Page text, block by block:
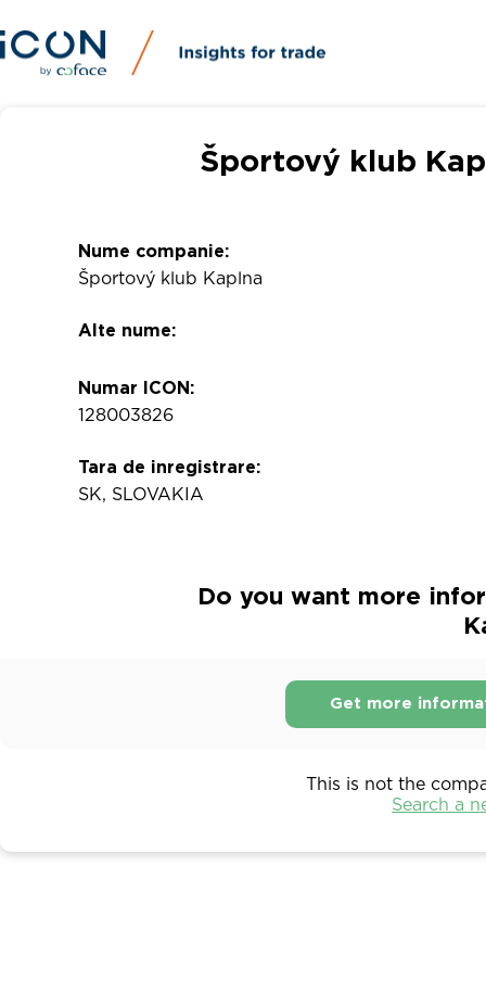
Športový klub
Nume companie:
Športový klub Kaplna
Alte nume:
Numar ICON:
128003826
Tara de inregistrare:
SK, SLOVAKIA
Do you want more
Get more
This is not the
Search a